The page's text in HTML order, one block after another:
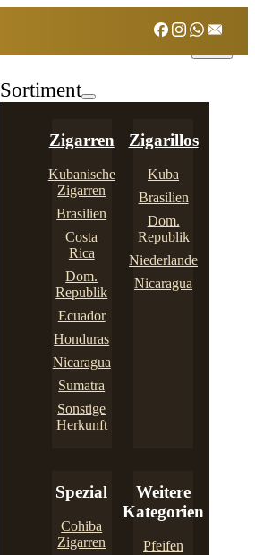
Sortiment
Zigarren
Kubanische
Zigarren
Brasilien
Costa
Rica
Dom.
Republik
Ecuador
Honduras
Nicaragua
Sumatra
Sonstige
Herkunft
Zigarillos
Kuba
Brasilien
Dom.
Republik
Niederlande
Nicaragua
Spezial
Cohiba
Zigarren
Weitere
Kategorien
Pfeifen